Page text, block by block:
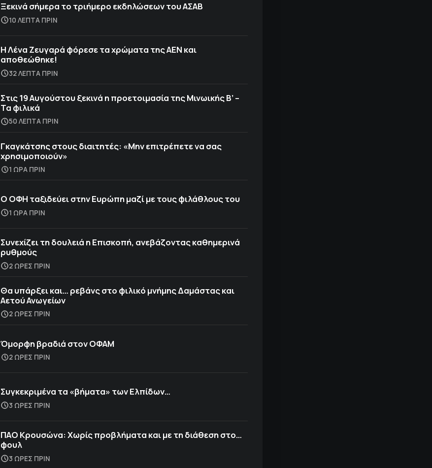
Ξεκινά σήμερα το τριήμερο εκδηλώσεων του ΑΣΑΒ
10 ΛΕΠΤΑ ΠΡΙΝ
Η Λένα Ζευγαρά φόρεσε τα χρώματα της ΑΕΝ και
αποθεώθηκε!
32 ΛΕΠΤΑ ΠΡΙΝ
Στις 19 Αυγούστου ξεκινά η προετοιμασία της Μινωικής Β’ –
Τα φιλικά
50 ΛΕΠΤΑ ΠΡΙΝ
Γκαγκάτσης στους διαιτητές: «Μην επιτρέπετε να σας
χρησιμοποιούν»
1 ΩΡΑ ΠΡΙΝ
Ο ΟΦΗ ταξιδεύει στην Ευρώπη μαζί με τους φιλάθλους του
1 ΩΡΑ ΠΡΙΝ
Συνεχίζει τη δουλειά η Επισκοπή, ανεβάζοντας καθημερινά
ρυθμούς
2 ΩΡΕΣ ΠΡΙΝ
Θα υπάρξει και… ρεβάνς στο φιλικό μνήμης Δαμάστας και
Αετού Ανωγείων
2 ΩΡΕΣ ΠΡΙΝ
Όμορφη βραδιά στον ΟΦΑΜ
2 ΩΡΕΣ ΠΡΙΝ
Συγκεκριμένα τα «βήματα» των Ελπίδων…
3 ΩΡΕΣ ΠΡΙΝ
ΠΑΟ Κρουσώνα: Χωρίς προβλήματα και με τη διάθεση στο…
φουλ
3 ΩΡΕΣ ΠΡΙΝ